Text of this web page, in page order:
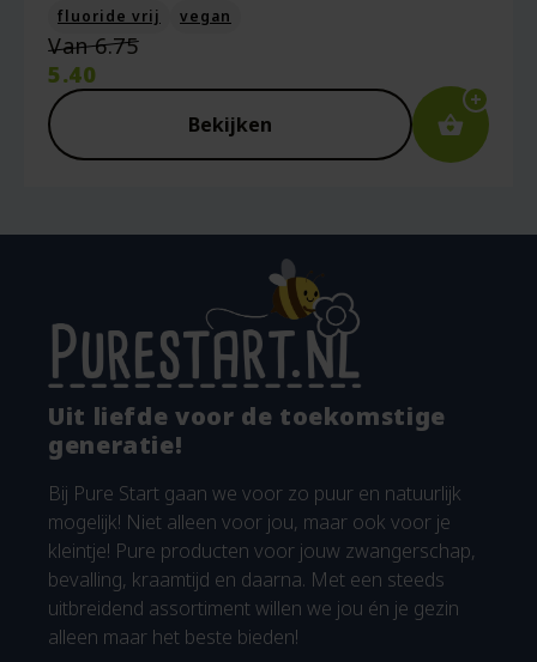
fluoride vrij vegan
Van6.75Oorspronkelijke
was:
€6.75.
5.40
Huidige
prijs
is:
€5.40.
Bekijken
Uit liefde voor de toekomstige
generatie!
Bij Pure Start gaan we voor zo puur en natuurlijk
mogelijk! Niet alleen voor jou, maar ook voor je
kleintje! Pure producten voor jouw zwangerschap,
bevalling, kraamtijd en daarna. Met een steeds
uitbreidend assortiment willen we jou én je gezin
alleen maar het beste bieden!